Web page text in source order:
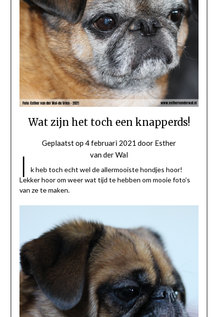
Wat zijn het toch een knapperds!
Geplaatst op 4 februari 2021 door Esther
van der Wal
I
k heb toch echt wel de allermooiste hondjes hoor!
Lekker hoor om weer wat tijd te hebben om mooie foto’s
van ze te maken.